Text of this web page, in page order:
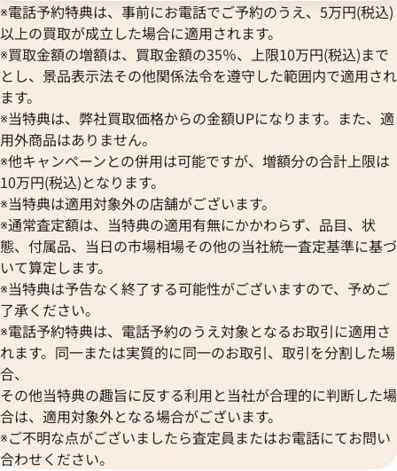
ィノ クロノ IW391006
格
日時点の参考買取価格です
参考買取価格
※2026年1月9日時点の参考買
※電話予約特典は、事前にお電話でご予約のうえ、5万円(税込)
以上の買取が成立した場合に適用されます。
※買取金額の増額は、買取金額の35％、上限10万円(税込)まで
とし、景品表示法その他関係法令を遵守した範囲内で適用され
ます。
※当特典は、弊社買取価格からの金額UPになります。また、適
用外商品はありません。
※他キャンペーンとの併用は可能ですが、増額分の合計上限は
10万円(税込)となります。
※当特典は適用対象外の店舗がございます。
※通常査定額は、当特典の適用有無にかかわらず、品目、状
態、付属品、当日の市場相場その他の当社統一査定基準に基づ
いて算定します。
※当特典は予告なく終了する可能性がございますので、予めご
了承ください。
※電話予約特典は、電話予約のうえ対象となるお取引に適用さ
れます。同一または実質的に同一のお取引、取引を分割した場
合、
その他当特典の趣旨に反する利用と当社が合理的に判断した場
合は、適用対象外となる場合がございます。
※ご不明な点がございましたら査定員またはお電話にてお問い
合わせください。